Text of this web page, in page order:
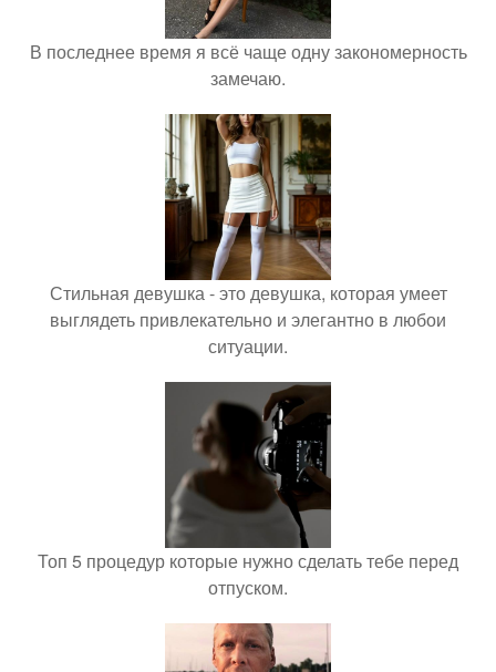
В последнее время я всё чаще одну закономерность
замечаю.
Стильная девушка - это девушка, которая умеет
выглядеть привлекательно и элегантно в любои
ситуации.
Топ 5 процедур которые нужно сделать тебе перед
отпуском.